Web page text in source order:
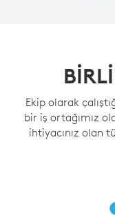
Ekip olarak
bir iş ortağımız
ihtiyacınız olan